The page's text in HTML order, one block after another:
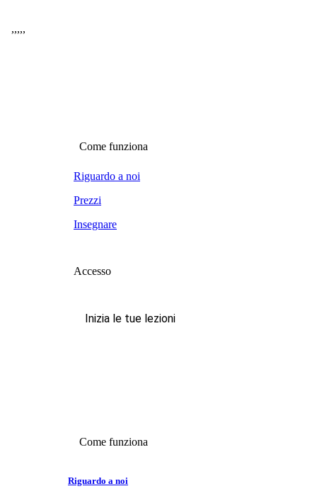
,,,,,
Come funziona
Riguardo a noi
Prezzi
Insegnare
Accesso
Inizia le tue lezioni
Come funziona
Riguardo a noi